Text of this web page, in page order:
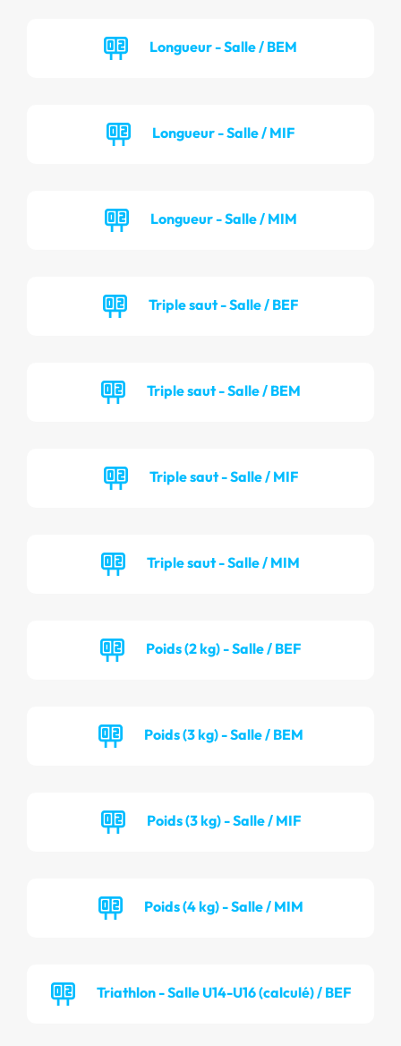
Longueur - Salle / BEM
Longueur - Salle / MIF
Longueur - Salle / MIM
Triple saut - Salle / BEF
Triple saut - Salle / BEM
Triple saut - Salle / MIF
Triple saut - Salle / MIM
Poids (2 kg) - Salle / BEF
Poids (3 kg) - Salle / BEM
Poids (3 kg) - Salle / MIF
Poids (4 kg) - Salle / MIM
Triathlon - Salle U14-U16 (calculé) / BEF